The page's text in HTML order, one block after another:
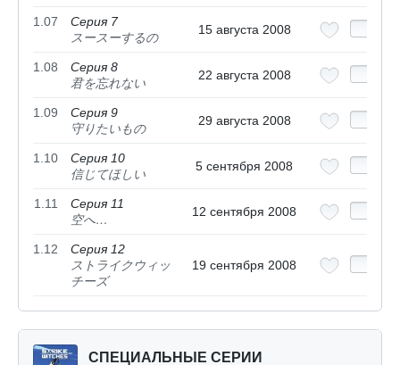
1.07
Серия 7
スースーするの
15 августа 2008
1.08
Серия 8
君を忘れない
22 августа 2008
1.09
Серия 9
守りたいもの
29 августа 2008
1.10
Серия 10
信じてほしい
5 сентября 2008
1.11
Серия 11
空へ…
12 сентября 2008
1.12
Серия 12
ストライクウィッ
チーズ
19 сентября 2008
СПЕЦИАЛЬНЫЕ СЕРИИ